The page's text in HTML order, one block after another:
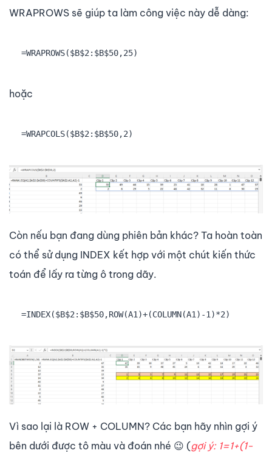
WRAPROWS sẽ giúp ta làm công việc này dễ dàng:
=WRAPROWS($B$2:$B$50,25)
hoặc
=WRAPCOLS($B$2:$B$50,2)
Còn nếu bạn đang dùng phiên bản khác? Ta hoàn toàn
có thể sử dụng INDEX kết hợp với một chút kiến thức
toán để lấy ra từng ô trong dãy.
=INDEX($B$2:$B$50,ROW(A1)+(COLUMN(A1)-1)*2)
Vì sao lại là ROW + COLUMN? Các bạn hãy nhìn gợi ý
bên dưới được tô màu và đoán nhé 😉 (gợi ý: 1=1+(1-